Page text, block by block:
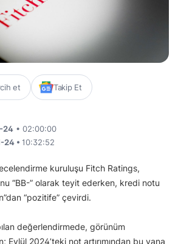
et Takip Et
24 • 02:00:00
24 • 10:32:52
kuruluşu Fitch Ratings,
“BB-” olarak teyit ederken, kredi notu
“pozitife” çevirdi.
değerlendirmede, görünüm
Eylül 2024’teki not artırımından bu yana